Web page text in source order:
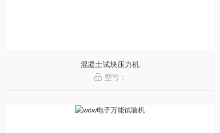
混凝土试块压力机
型号：